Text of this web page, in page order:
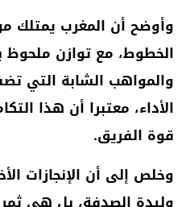
وأوضح أن المغرب يمتلك
الخطوط، مع توازن ملحوظ
والمواهب الشابة التي
الأداء، معتبرا أن هذا
قوة الفريق.
وخلص إلى أن الإنجازات